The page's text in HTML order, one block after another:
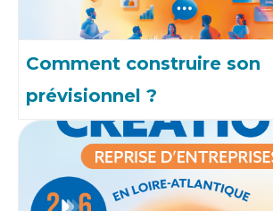
Comment construire son
prévisionnel ?